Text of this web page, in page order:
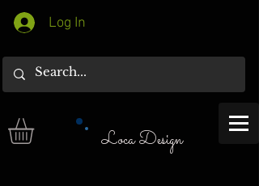
Log In
Loca Design